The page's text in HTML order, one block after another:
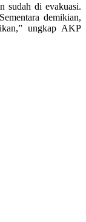
sudah di evakuasi.
demikian,
ungkap AKP